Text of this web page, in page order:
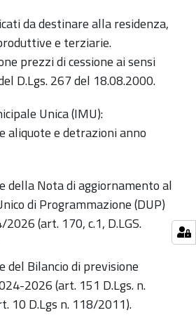
da destinare alla residenza,
e terziarie.
prezzi di cessione ai sensi
D.Lgs. 267 del 18.08.2000.
Unica (IMU):
aliquote e detrazioni anno
della Nota di aggiornamento al
di Programmazione (DUP)
(art. 170, c.1, D.LGS.
del Bilancio di previsione
2026 (art. 151 D.Lgs. n.
10 D.Lgs n. 118/2011).